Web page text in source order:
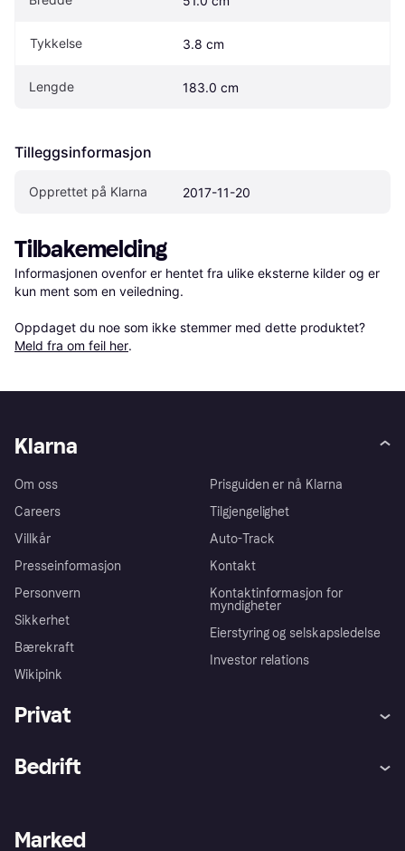
Tykkelse 3.8 cm
Lengde 183.0 cm
Tilleggsinformasjon
Opprettet på Klarna 2017-11-20
Tilbakemelding
Informasjonen ovenfor er hentet fra ulike eksterne kilder og er
kun ment som en veiledning.
Oppdaget du noe som ikke stemmer med dette produktet?
Meld fra om feil her.
Klarna
Om oss
Careers
Villkår
Presseinformasjon
Personvern
Sikkerhet
Bærekraft
Wikipink
Prisguiden er nå Klarna
Tilgjengelighet
Auto-Track
Kontakt
Kontaktinformasjon for
myndigheter
Eierstyring og selskapsledelse
Investor relations
Privat
Utforsk butikker
Bedrift
Merchant portal
Marked